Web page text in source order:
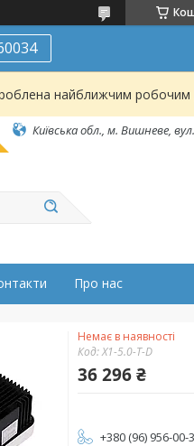
найближчим робочим
Київська обл., м. Вишневе,
Про нас
Немає в наявності
Код:Х1-5.0-T-D
36 296 ₴
+380 (96) 956-00-